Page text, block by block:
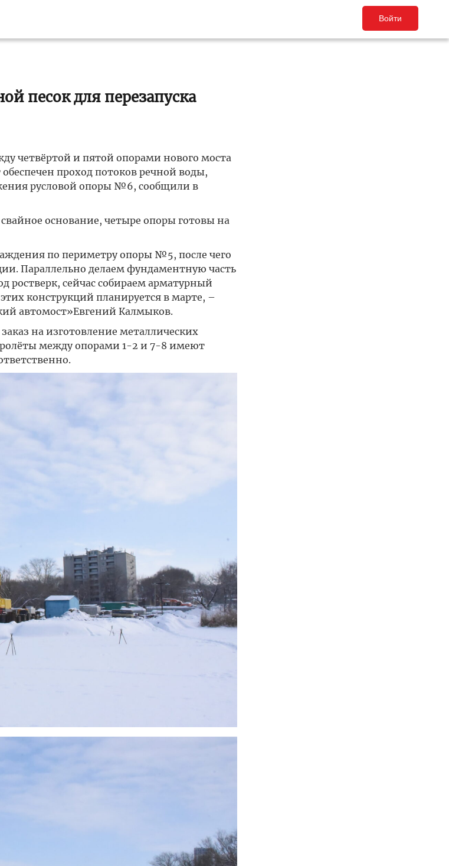
Войти
песок для перезапуска
четвёртой и пятой опорами нового моста
обеспечен проход потоков речной воды,
русловой опоры №6, сообщили в
основание, четыре опоры готовы на
по периметру опоры №5, после чего
Параллельно делаем фундаментную часть
ростверк, сейчас собираем арматурный
конструкций планируется в марте, –
автомост»Евгений Калмыков.
на изготовление металлических
между опорами 1-2 и 7-8 имеют